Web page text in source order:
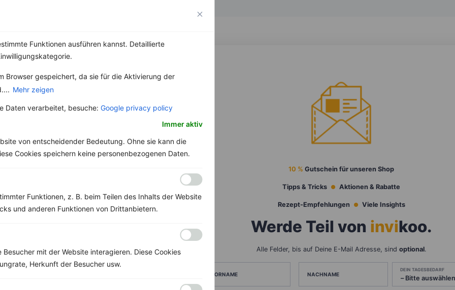
Funktionen ausführen kannst. Detaillierte
Browser gespeichert, da sie für die Aktivierung der
Mehr zeigen
Daten verarbeitet, besuche: Google privacy policy
Immer aktiv
von entscheidender Bedeutung. Ohne sie kann die
Cookies speichern keine personenbezogenen Daten.
Funktionen, z. B. beim Teilen des Inhalts der Website
und anderen Funktionen von Drittanbietern.
mit der Website interagieren. Diese Cookies
Herkunft der Besucher usw.
10 % Gutschein für unseren Shop
Tipps & Tricks Aktionen & Rabatte
Rezept-Empfehlungen Viele Insights
Werde Teil von invikoo.
Alle Felder, bis auf Deine E-Mail Adresse, sind optional.
VORNAME NACHNAME
DEIN TAGESBEDARF